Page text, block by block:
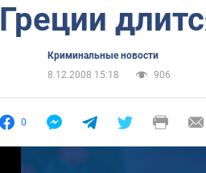
Греции
Криминальные новости
8.12.2008 15:18
906
0